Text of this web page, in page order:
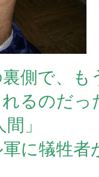
側で、
るのだっ
」
に犠牲者